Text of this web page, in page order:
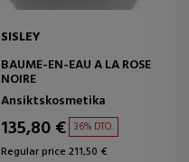
SISLEY
BAUME-EN-EAU A LA ROSE
NOIRE
Ansiktskosmetika
135,80 € 36% DTO.
Regular price 211,50 €